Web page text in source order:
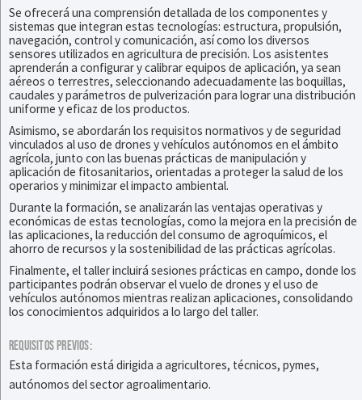
Se ofrecerá una comprensión detallada de los componentes y
sistemas que integran estas tecnologías: estructura, propulsión,
navegación, control y comunicación, así como los diversos
sensores utilizados en agricultura de precisión. Los asistentes
aprenderán a configurar y calibrar equipos de aplicación, ya sean
aéreos o terrestres, seleccionando adecuadamente las boquillas,
caudales y parámetros de pulverización para lograr una distribución
uniforme y eficaz de los productos.
Asimismo, se abordarán los requisitos normativos y de seguridad
vinculados al uso de drones y vehículos autónomos en el ámbito
agrícola, junto con las buenas prácticas de manipulación y
aplicación de fitosanitarios, orientadas a proteger la salud de los
operarios y minimizar el impacto ambiental.
Durante la formación, se analizarán las ventajas operativas y
económicas de estas tecnologías, como la mejora en la precisión de
las aplicaciones, la reducción del consumo de agroquímicos, el
ahorro de recursos y la sostenibilidad de las prácticas agrícolas.
Finalmente, el taller incluirá sesiones prácticas en campo, donde los
participantes podrán observar el vuelo de drones y el uso de
vehículos autónomos mientras realizan aplicaciones, consolidando
los conocimientos adquiridos a lo largo del taller.
REQUISITOS PREVIOS:
Esta formación está dirigida a agricultores, técnicos, pymes,
autónomos del sector agroalimentario.